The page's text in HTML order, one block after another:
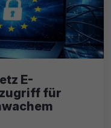
E-
für